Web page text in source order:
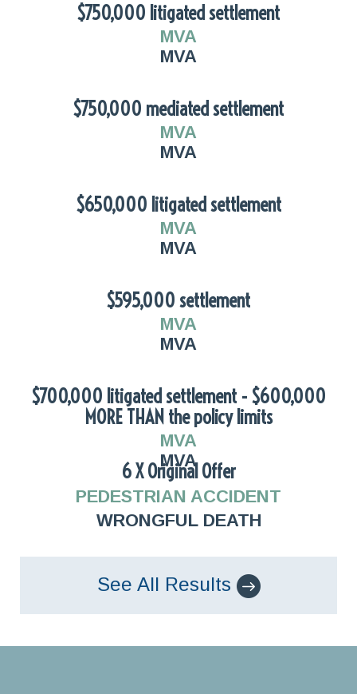
$750,000 litigated settlement
MVA
MVA
$750,000 mediated settlement
MVA
MVA
$650,000 litigated settlement
MVA
MVA
$595,000 settlement
MVA
MVA
$700,000 litigated settlement - $600,000
MORE THAN the policy limits
MVA
MVA
6 X Original Offer
PEDESTRIAN ACCIDENT
WRONGFUL DEATH
See All Results